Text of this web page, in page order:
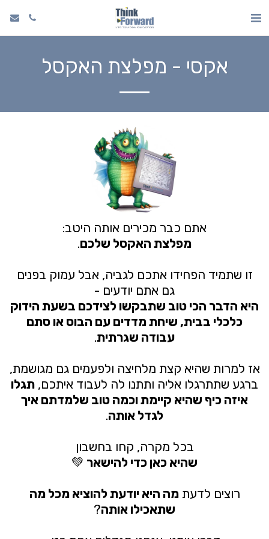
אקסי - מפלצת האקסל
אתם כבר מכירים אותה היטב:
מפלצת האקסל שלכם.
זו שתמיד הפחידו אתכם לגביה, אבל עמוק בפנים
גם אתם יודעים -
היא הדבר הכי טוב שתבקשו לצידכם בשעת הידוק
כלכלי בבית, שיחת מדדים עם הבוס או סתם
עבודה שגרתית.
אז למרות שהיא קצת מלחיצה ולפעמים גם מגושמת,
ברגע שתתרגלו אליה ותתנו לה לעבוד איתכם, תגלו
איזה כיף שהיא קיימת וכמה טוב שלמדתם איך
לגדל אותה.
בכל מקרה, קחו בחשבון
שהיא כאן כדי להישאר 💚
רוצים לדעתמה היא יודעת להוציא מכל מה
שתאכילו אותה?